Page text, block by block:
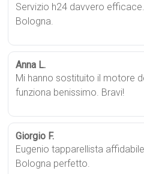
Servizio h24 davvero
Bologna.
Anna L.
Mi hanno sostituito il motore
funziona benissimo. Bravi!
Giorgio F.
Eugenio tapparellista
Bologna perfetto.